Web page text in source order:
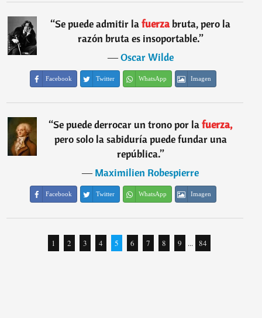
“Se puede admitir lafuerza bruta, pero la
razón bruta es insoportable.”
―Oscar Wilde
Facebook Twitter WhatsApp Imagen
“Se puede derrocar un trono por lafuerza,
pero solo la sabiduría puede fundar una
república.”
―Maximilien Robespierre
Facebook Twitter WhatsApp Imagen
1 2 3 4 5 6 7 8 9 ... 84